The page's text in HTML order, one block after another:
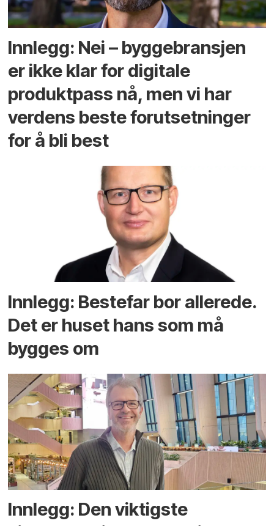
Innlegg: Nei – byggebransjen
er ikke klar for digitale
produktpass nå, men vi har
verdens beste forutsetninger
for å bli best
Innlegg: Bestefar bor allerede.
Det er huset hans som må
bygges om
Innlegg: Den viktigste